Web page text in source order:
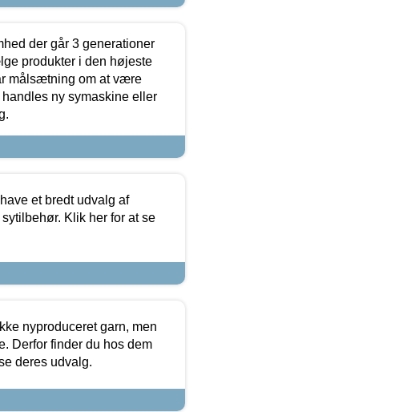
der går 3 generationer
produkter i den højeste
målsætning om at være
ny symaskine eller
et bredt udvalg af
Klik her for at se
nyproduceret garn, men
Derfor finder du hos dem
deres udvalg.